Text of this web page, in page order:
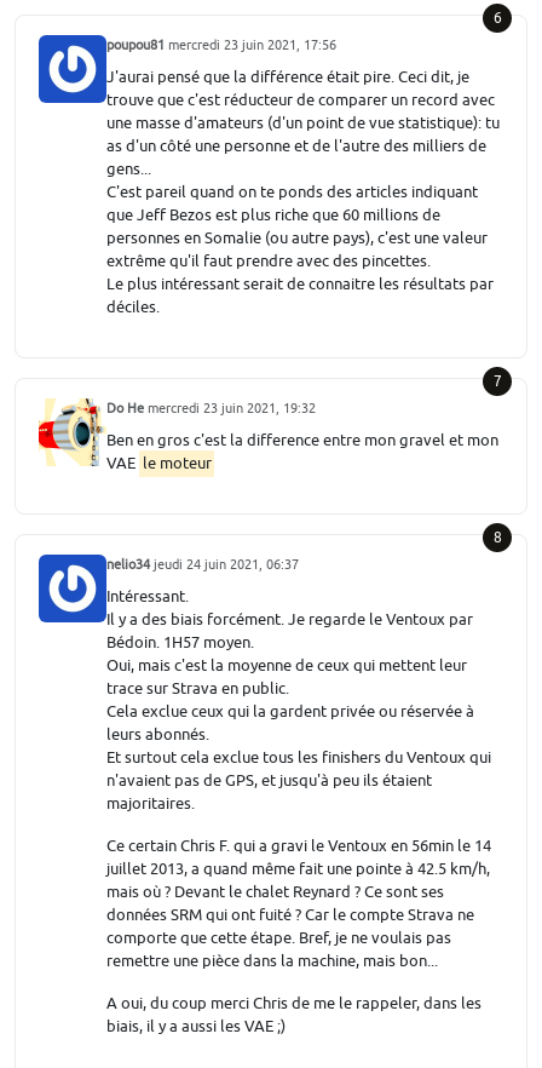
6
poupou81 mercredi 23 juin 2021, 17:56
J'aurai pensé que la différence était pire. Ceci dit, je
trouve que c'est réducteur de comparer un record avec
une masse d'amateurs (d'un point de vue statistique): tu
as d'un côté une personne et de l'autre des milliers de
gens...
C'est pareil quand on te ponds des articles indiquant
que Jeff Bezos est plus riche que 60 millions de
personnes en Somalie (ou autre pays), c'est une valeur
extrême qu'il faut prendre avec des pincettes.
Le plus intéressant serait de connaitre les résultats par
déciles.
7
Do He mercredi 23 juin 2021, 19:32
Ben en gros c'est la difference entre mon gravel et mon
VAE le moteur
8
nelio34jeudi 24 juin 2021, 06:37
Intéressant.
Il y a des biais forcément. Je regarde le Ventoux par
Bédoin. 1H57 moyen.
Oui, mais c'est la moyenne de ceux qui mettent leur
trace sur Strava en public.
Cela exclue ceux qui la gardent privée ou réservée à
leurs abonnés.
Et surtout cela exclue tous les finishers du Ventoux qui
n'avaient pas de GPS, et jusqu'à peu ils étaient
majoritaires.
Ce certain Chris F. qui a gravi le Ventoux en 56min le 14
juillet 2013, a quand même fait une pointe à 42.5 km/h,
mais où ? Devant le chalet Reynard ? Ce sont ses
données SRM qui ont fuité ? Car le compte Strava ne
comporte que cette étape. Bref, je ne voulais pas
remettre une pièce dans la machine, mais bon...
A oui, du coup merci Chris de me le rappeler, dans les
biais, il y a aussi les VAE ;)